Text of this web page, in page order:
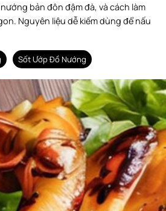
Nguyên liệu dễ kiếm dùng để nấu
Sốt Ướp Đồ Nướng